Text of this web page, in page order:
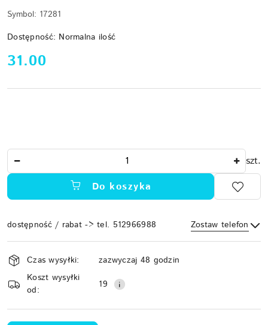
Symbol: 17281
Dostępność: Normalna ilość
cena:
31.00
szt.
Do koszyka
dostępność / rabat -> tel. 512966988 Zostaw telefon
Wyślij
Dostępność
i
dostawa
Czas wysyłki:
zazwyczaj 48 godzin
Koszt wysyłki
od:
19